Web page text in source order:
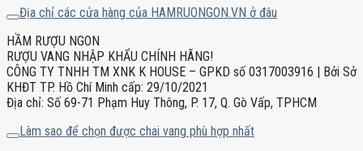
Địa chỉ các cửa hàng của HAMRUONGON.VN ở đâu
HẦM RƯỢU NGON
RƯỢU VANG NHẬP KHẨU CHÍNH HÃNG!
CÔNG TY TNHH TM XNK K HOUSE – GPKD số 0317003916 | Bởi Sở
KHĐT TP. Hồ Chí Minh cấp: 29/10/2021
Địa chỉ: Số 69-71 Phạm Huy Thông, P. 17, Q. Gò Vấp, TPHCM
Làm sao để chọn được chai vang phù hợp nhất